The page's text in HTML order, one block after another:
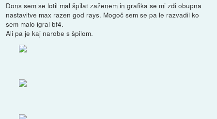
Dons sem se lotil mal špilat zaženem in grafika se mi zdi obupna
nastavitve max razen god rays. Mogoč sem se pa le razvadil ko
sem malo igral bf4.
Ali pa je kaj narobe s špilom.